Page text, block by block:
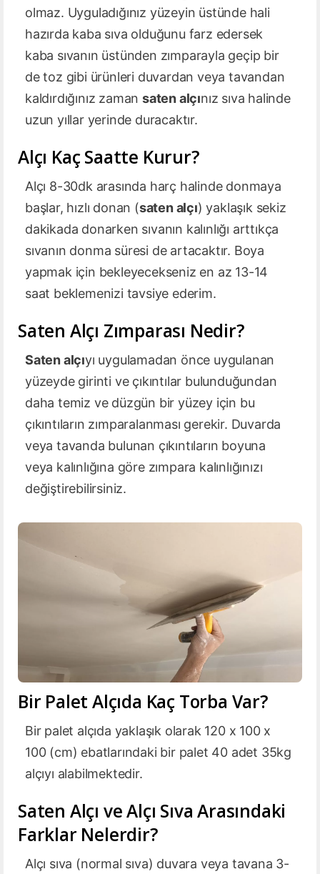
olmaz. Uyguladığınız yüzeyin üstünde hali
hazırda kaba sıva olduğunu farz edersek
kaba sıvanın üstünden zımparayla geçip bir
de toz gibi ürünleri duvardan veya tavandan
kaldırdığınız zamansaten alçınız sıva halinde
uzun yıllar yerinde duracaktır.
Alçı Kaç Saatte Kurur?
Alçı 8-30dk arasında harç halinde donmaya
başlar, hızlı donan (saten alçı) yaklaşık sekiz
dakikada donarken sıvanın kalınlığı arttıkça
sıvanın donma süresi de artacaktır. Boya
yapmak için bekleyecekseniz en az 13-14
saat beklemenizi tavsiye ederim.
Saten Alçı Zımparası Nedir?
Saten alçıyı uygulamadan önce uygulanan
yüzeyde girinti ve çıkıntılar bulunduğundan
daha temiz ve düzgün bir yüzey için bu
çıkıntıların zımparalanması gerekir. Duvarda
veya tavanda bulunan çıkıntıların boyuna
veya kalınlığına göre zımpara kalınlığınızı
değiştirebilirsiniz.
Bir Palet Alçıda Kaç Torba Var?
Bir palet alçıda yaklaşık olarak 120 x 100 x
100 (cm) ebatlarındaki bir palet 40 adet 35kg
alçıyı alabilmektedir.
Saten Alçı ve Alçı Sıva Arasındaki
Farklar Nelerdir?
Alçı sıva (normal sıva) duvara veya tavana 3-